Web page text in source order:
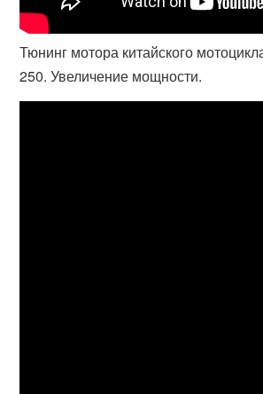
Тюнинг мотора китайского
250. Увеличение мощности.